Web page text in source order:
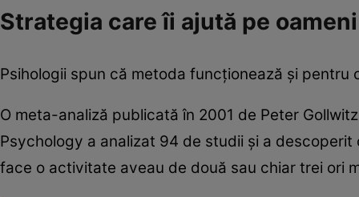
Strategia care îi ajută pe
Psihologii spun că metoda funcționează și
O meta-analiză publicată în 2001 de Peter
Psychology a analizat 94 de studii și a
face o activitate aveau de două sau chiar trei ori